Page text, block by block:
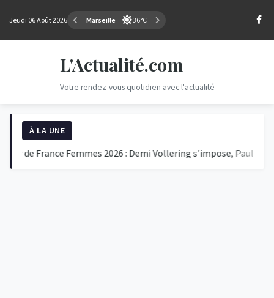
Jeudi 06 Août 2026 Marseille 36°C
L'Actualité.com
Votre rendez-vous quotidien avec l'actualité
À LA UNE
France Femmes 2026 : Demi Vollering s'impose, Pauline